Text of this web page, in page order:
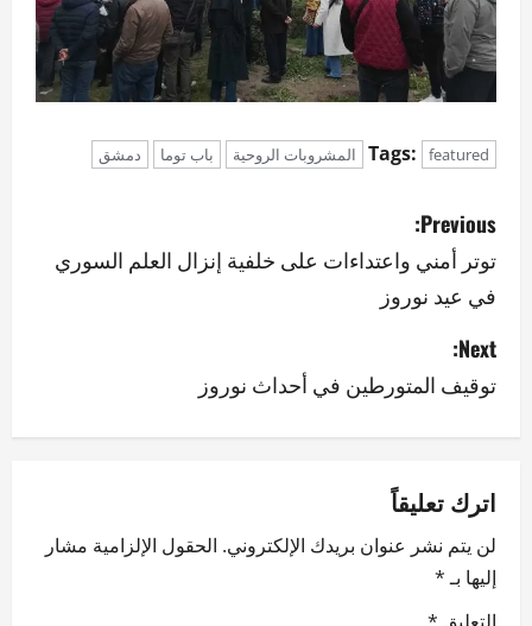
Tags: featured المشروبات الروحية باب توما دمشق
P
o
s
t
n
v
i
g
Previous:
توتر أمني واعتداءات على خلفية إنزال العلم السوري
في عيد نوروز
Next:
توقيف المتورطين في أحداث نوروز
اترك تعليقاً
لن يتم نشر عنوان بريدك الإلكتروني. الحقول الإلزامية مشار
إليها بـ*